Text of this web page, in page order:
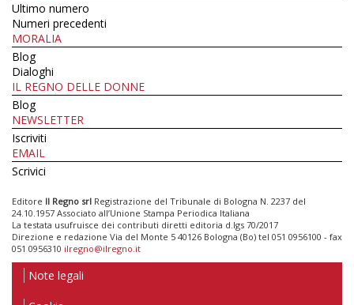
Ultimo numero
Numeri precedenti
MORALIA
Blog
Dialoghi
IL REGNO DELLE DONNE
Blog
NEWSLETTER
Iscriviti
EMAIL
Scrivici
Editore Il Regno srl Registrazione del Tribunale di Bologna N. 2237 del
24.10.1957 Associato all’Unione Stampa Periodica Italiana
La testata usufruisce dei contributi diretti editoria d.lgs 70/2017
Direzione e redazione Via del Monte 5 40126 Bologna (Bo) tel 051 0956100 - fax
051 0956310 ilregno@ilregno.it
Note legali